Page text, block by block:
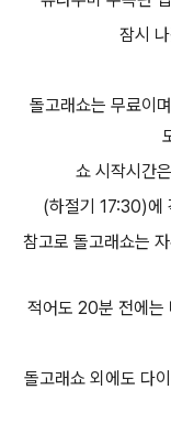
잠시
돌고래쇼는 무료이
쇼 시작시간
(하절기 17:30)에
참고로 돌고래쇼는
적어도 20분 전에는
돌고래쇼 외에도 다